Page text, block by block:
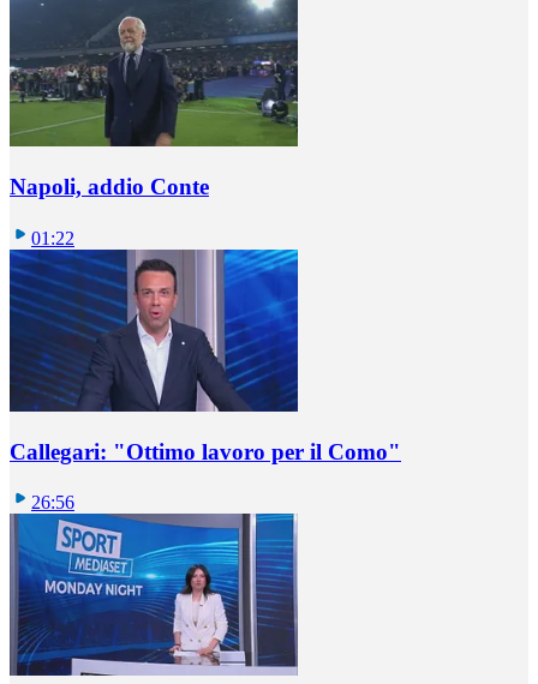
Napoli, addio Conte
01:22
Callegari: "Ottimo lavoro per il Como"
26:56